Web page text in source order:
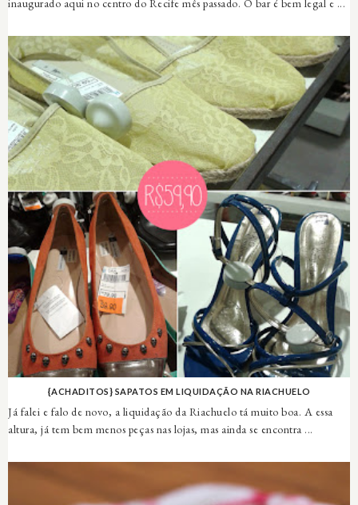
inaugurado aqui no centro do Recife mês passado. O bar é bem legal e ...
{ACHADITOS} SAPATOS EM LIQUIDAÇÃO NA RIACHUELO
Já falei e falo de novo, a liquidação da Riachuelo tá muito boa. A essa
altura, já tem bem menos peças nas lojas, mas ainda se encontra ...